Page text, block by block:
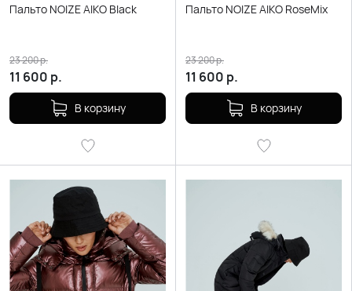
Пальто NOIZE AIKO Black
11 600 р.
23 200р.
В корзину
Пальто NOIZE AIKO RoseMix
11 600 р.
23 200р.
В корзину